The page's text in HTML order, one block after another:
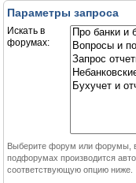
Параметры запроса
Искать в
форумах:
Выберите форум или форумы, в
подфорумах производится
соответствующую опцию ниже.